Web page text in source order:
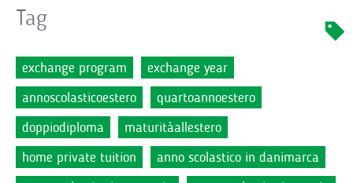
Tag
exchange program
exchange year
annoscolasticoestero
quartoannoestero
doppiodiploma
maturitàallestero
home private tuition
anno scolastico in danimarca